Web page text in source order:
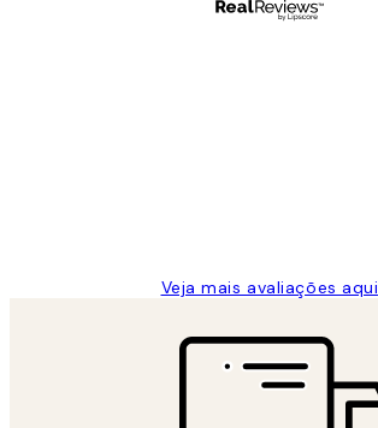
Veja mais avaliações aqui